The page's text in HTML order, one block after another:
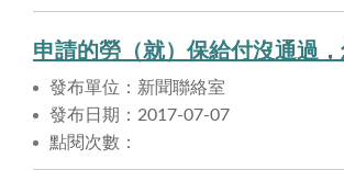
申請的勞（就）保給付沒通過，
發布單位：新聞聯絡室
發布日期：2017-07-07
點閱次數：